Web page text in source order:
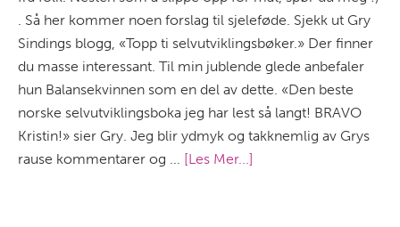
. Så her kommer noen forslag til sjeleføde. Sjekk ut Gry
Sindings blogg, «Topp ti selvutviklingsbøker.» Der finner
du masse interessant. Til min jublende glede anbefaler
hun Balansekvinnen som en del av dette. «Den beste
norske selvutviklingsboka jeg har lest så langt! BRAVO
Kristin!» sier Gry. Jeg blir ydmyk og takknemlig av Grys
rause kommentarer og ... [Les Mer...]